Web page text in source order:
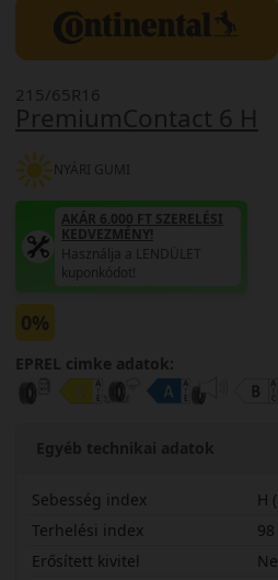
PremiumContact 6 H
215/65R16
NYÁRI GUMI
AKÁR 6.000 FT SZERELÉSI
KEDVEZMÉNY!
Használja a LENDÜLET
kuponkódot!
0%
EPREL cimke adatok:
Egyéb technikai adatok
Sebesség index
H
Terhelési index
Erősített kivitel